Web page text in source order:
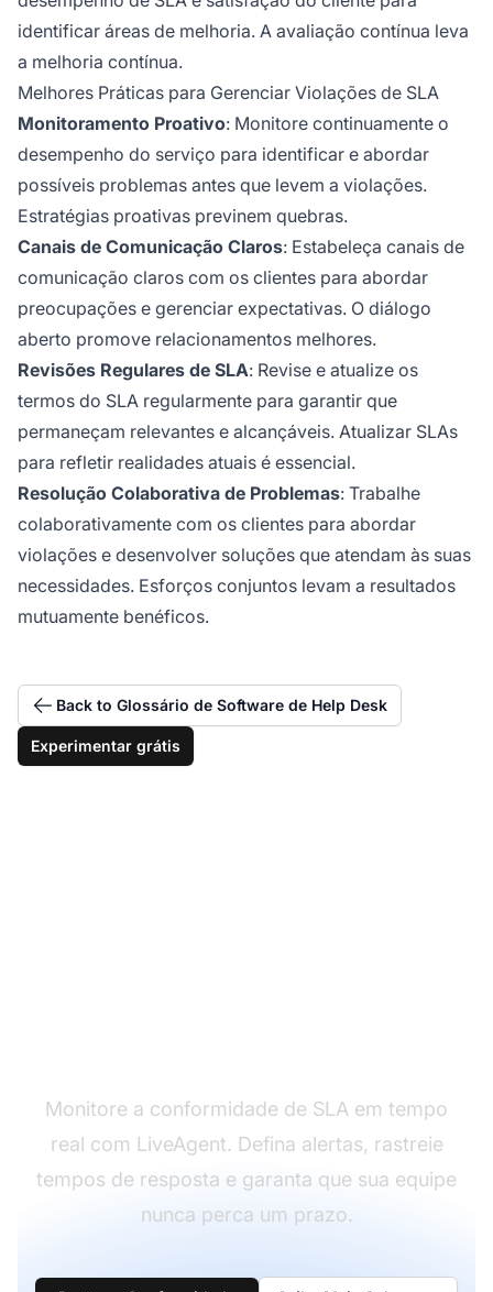
identificar áreas de melhoria. A avaliação contínua leva
a melhoria contínua.
Melhores Práticas para Gerenciar Violações de SLA
Monitoramento Proativo: Monitore continuamente o
desempenho do serviço para identificar e abordar
possíveis problemas antes que levem a violações.
Estratégias proativas previnem quebras.
Canais de Comunicação Claros: Estabeleça canais de
comunicação claros com os clientes para abordar
preocupações e gerenciar expectativas. O diálogo
aberto promove relacionamentos melhores.
Revisões Regulares de SLA: Revise e atualize os
termos do SLA regularmente para garantir que
permaneçam relevantes e alcançáveis. Atualizar SLAs
para refletir realidades atuais é essencial.
Resolução Colaborativa de Problemas: Trabalhe
colaborativamente com os clientes para abordar
violações e desenvolver soluções que atendam às suas
necessidades. Esforços conjuntos levam a resultados
mutuamente benéficos.
Back to Glossário de Software de Help Desk
Experimentar grátis
Monitore a conformidade de SLA em tempo
real com LiveAgent. Defina alertas, rastreie
tempos de resposta e garanta que sua equipe
nunca perca um prazo.